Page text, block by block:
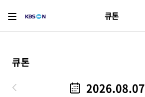
큐톤
큐톤
2026.08.07